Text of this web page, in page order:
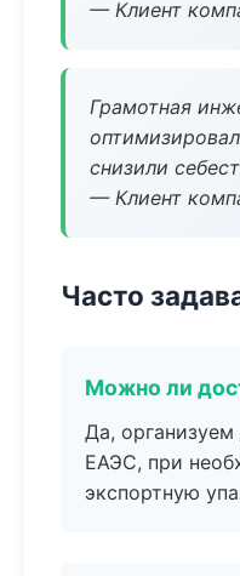
— Клиент
Грамотная
снизили
— Клиент
Часто
Можно ли
Да,
ЕАЭС, при
экспортную